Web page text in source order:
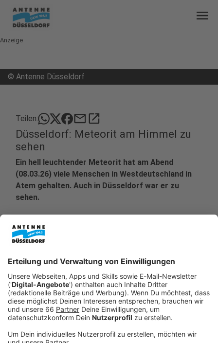
menu
Anzeige
© Antenne Düsseldorf
Teilen: mailopen_in_new
Düsseldorf: Meteorit am Himmel zu
sehen
Ein hell leuchtender Meteorit hat am Abend
(08.03.26) viele Menschen in Westdeutschland in
Atem gehalten. Auch in Düsseldorf war er zu
sehen.
Veröffentlicht:
Anzeige
Gestern Abend (08.03.26) haben viele Menschen in
Düsseldorf gespannt und zum Teil auch besorgt in den
Himmel geschaut. Ein hell leuchtenderMeteorit
über Westdeutschland geflogen.